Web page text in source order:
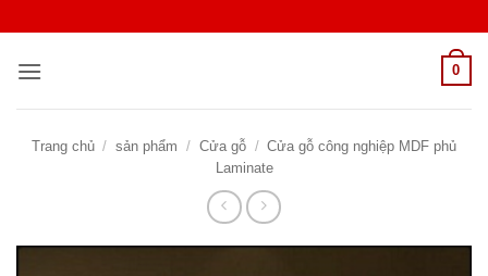
nội
0
Trang chủ / sản phẩm / Cửa gỗ / Cửa gỗ công nghiệp MDF phủ
Laminate